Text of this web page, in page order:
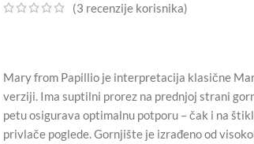
(3 recenzije korisnika)
Mary from Papillio je interpretacija klasične
verziji. Ima suptilni prorez na prednjoj strani
petu osigurava optimalnu potporu – čak i na
privlače poglede. Gornjište je izrađeno od